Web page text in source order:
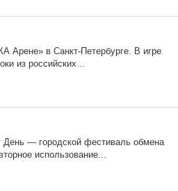
Арене» в Санкт-Петербурге. В игре
из российских...
День — городской фестиваль обмена
использование...